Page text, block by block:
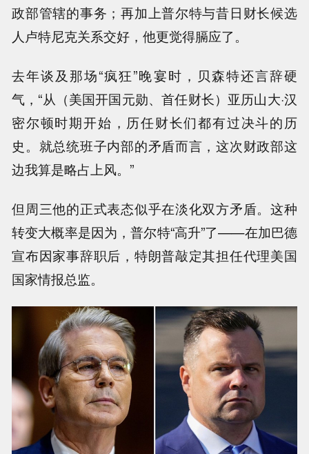
政部管辖的事务；再加上普尔特与昔日财长候选
人卢特尼克关系交好，他更觉得膈应了。
去年谈及那场“疯狂”晚宴时，贝森特还言辞硬
气，“从（美国开国元勋、首任财长）亚历山大·汉
密尔顿时期开始，历任财长们都有过决斗的历
史。就总统班子内部的矛盾而言，这次财政部这
边我算是略占上风。”
但周三他的正式表态似乎在淡化双方矛盾。这种
转变大概率是因为，普尔特“高升”了——在加巴德
宣布因家事辞职后，特朗普敲定其担任代理美国
国家情报总监。